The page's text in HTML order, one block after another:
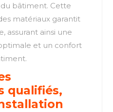
bâtiment. Cette
matériaux garantit
assurant ainsi une
et un confort
qualifiés,